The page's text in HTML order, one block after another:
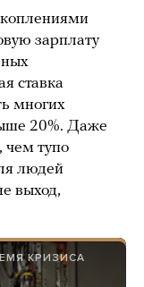
зарплату
ставка
многих
20%. Даже
чем тупо
людей
выход,
КРИЗИСА